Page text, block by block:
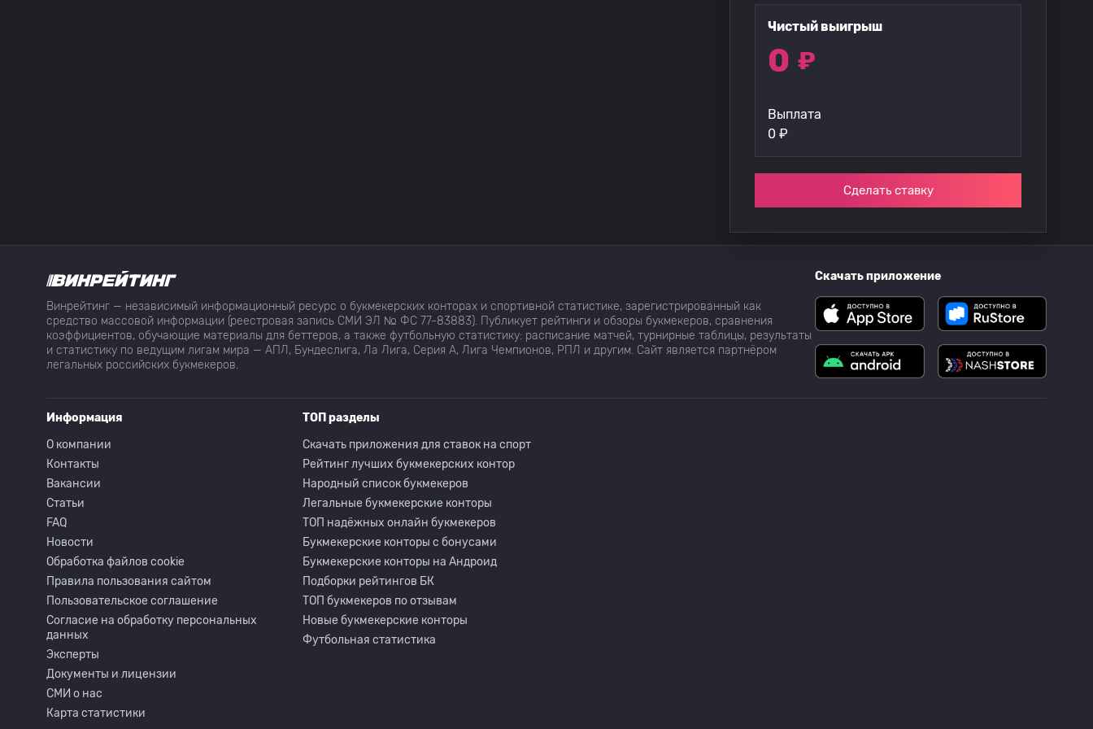
Чистый выигрыш
0 ₽
Выплата
0 ₽
Сделать ставку
Винрейтинг — независимый информационный ресурс о букмекерских конторах и спортивной статистике, зарегистрированный как
средство массовой информации (реестровая запись СМИ ЭЛ № ФС 77-83883). Публикует рейтинги и обзоры букмекеров, сравнения
коэффициентов, обучающие материалы для беттеров, а также футбольную статистику: расписание матчей, турнирные таблицы, результаты
и статистику по ведущим лигам мира — АПЛ, Бундеслига, Ла Лига, Серия А, Лига Чемпионов, РПЛ и другим. Сайт является партнёром
легальных российских букмекеров.
Скачать приложение
Информация
О компании
Контакты
Вакансии
Статьи
FAQ
Новости
Обработка файлов cookie
Правила пользования сайтом
Пользовательское соглашение
Согласие на обработку персональных
данных
Эксперты
Документы и лицензии
СМИ о нас
Карта статистики
ТОП разделы
Скачать приложения для ставок на спорт
Рейтинг лучших букмекерских контор
Народный список букмекеров
Легальные букмекерские конторы
ТОП надёжных онлайн букмекеров
Букмекерские конторы с бонусами
Букмекерские конторы на Андроид
Подборки рейтингов БК
ТОП букмекеров по отзывам
Новые букмекерские конторы
Футбольная статистика